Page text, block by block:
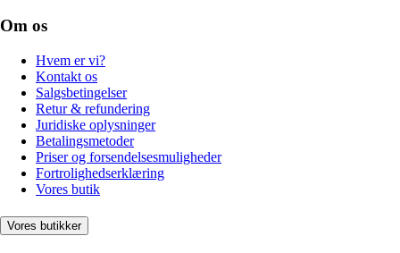
Om os
Hvem er vi?
Kontakt os
Salgsbetingelser
Retur & refundering
Juridiske oplysninger
Betalingsmetoder
Priser og forsendelsesmuligheder
Fortrolighedserklæring
Vores butik
Vores butikker